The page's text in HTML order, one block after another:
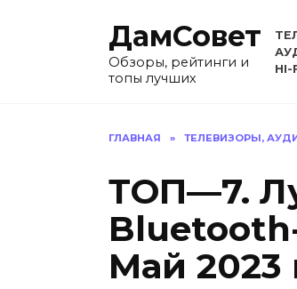
ДамСовет
Обзоры, рейтинги и
топы лучших
HI-
ГЛАВНАЯ » ТЕЛЕВИЗОРЫ,
ТОП—7.
Май 2023